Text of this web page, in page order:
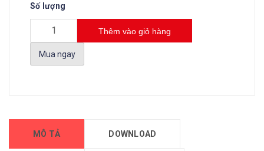
Số lượng
Thêm vào giỏ hàng
Mua ngay
MÔ TẢ DOWNLOAD